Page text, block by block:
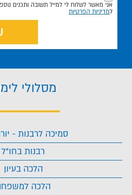
אני מאשר לשלוח לי למייל תשובה ותכנים
למדיניות הפרטיות
מסלולי
סמיכה לרבנות -
רבנות בחו"ל
הלכה בעיון
הלכה